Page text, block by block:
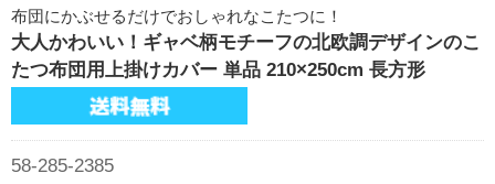
布団にかぶせるだけでおしゃれなこたつに！
大人かわいい！ギャベ柄モチーフの北欧調デザインのこ
たつ布団用上掛けカバー 単品 210×250cm 長方形
58-285-2385